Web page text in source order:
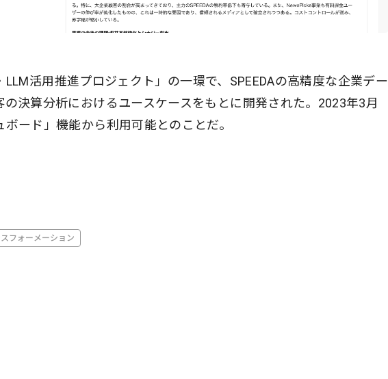
活用推進プロジェクト」の一環で、SPEEDAの高精度な企業デー
決算分析におけるユースケースをもとに開発された。2023年3月
ード」機能から利用可能とのことだ。
フォーメーション